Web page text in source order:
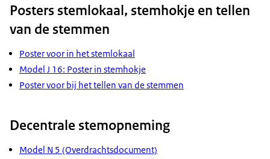
Posters stemlokaal, stemhokje en tellen
van de stemmen
Poster voor in het stemlokaal
Model J 16: Poster in stemhokje
Poster voor bij het tellen van de stemmen
Decentrale stemopneming
Model N 5 (Overdrachtsdocument)